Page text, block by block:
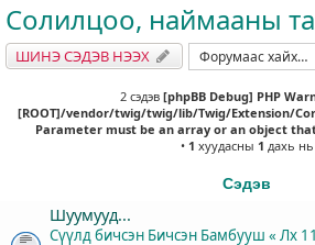
Солилцоо, наймааны
ШИНЭ СЭДЭВ НЭЭХ
2 сэдэв [phpBB Debug] PHP
[ROOT]/vendor/twig/twig/lib/Twig/Extension/
Parameter must be an array or an object
• 1 хуудасны 1 дахь нь
Сэдэв
Шуумууд...
Сүүлд бичсэн Бичсэн Бамбууш « Лх